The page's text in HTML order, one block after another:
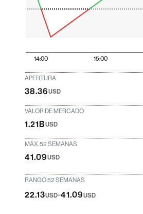
14:00 15:00
APERTURA
38.36USD
VALOR DE MERCADO
1.21BUSD
MÁX. 52 SEMANAS
41.09USD
RANGO 52 SEMANAS
22.13USD-41.09USD